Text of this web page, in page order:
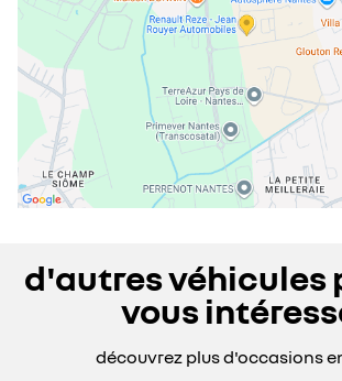
d'autres véhicules
vous
découvrez plus d'occasions